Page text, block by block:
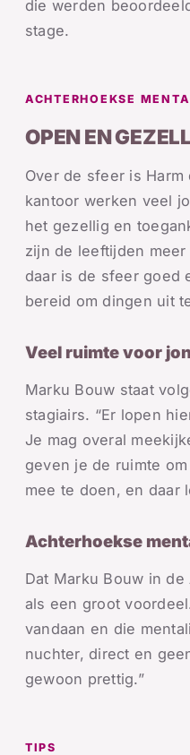
die werden
stage.
ACHTERHOEKSE
OPEN EN
Over de sfeer is
kantoor werken veel
het gezellig en
zijn de leeftijden meer
daar is de sfeer goed
bereid om dingen uit
Veel ruimte voor
Marku Bouw staat
stagiairs. “Er lopen
Je mag overal
geven je de ruimte
mee te doen, en daar
Achterhoekse
Dat Marku Bouw in
als een groot
vandaan en die
nuchter, direct en
gewoon prettig.”
TIPS